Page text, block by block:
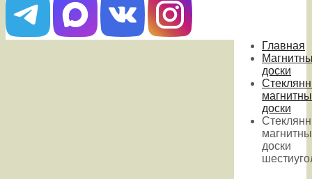
Главная
доски
доски
доски